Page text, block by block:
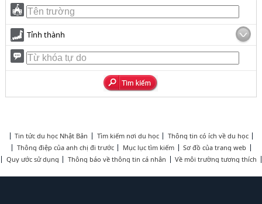
Tỉnh thành
Tin tức du học Nhật Bản Tìm kiếm nơi du học
Thông tin có ích về du học
Thông điệp của anh chị đi trước
Mục lục tìm kiếm
Sơ đồ của trang web
Quy ước sử dụng
Thông báo về thông tin cá nhân Về môi trường tương thích